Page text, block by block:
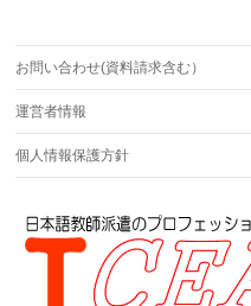
お問い合わせ(資料請求含む）
運営者情報
個人情報保護方針